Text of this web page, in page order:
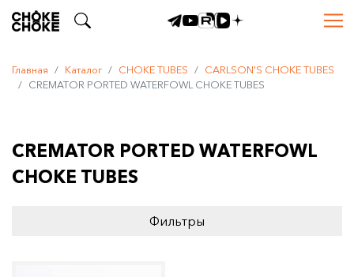
Главная Каталог CHOKE TUBES
CARLSON'S CHOKE TUBES
CREMATOR PORTED WATERFOWL CHOKE TUBES
CREMATOR PORTED WATERFOWL
CHOKE TUBES
Фильтры